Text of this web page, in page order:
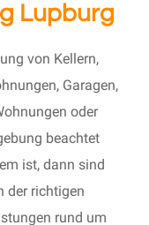
Lupburg
von Kellern,
Garagen,
oder
beachtet
ist, dann sind
der richtigen
rund um